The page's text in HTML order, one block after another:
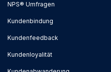
NPS® Umfragen
Kundenbindung
Kundenfeedback
Kundenloyalität